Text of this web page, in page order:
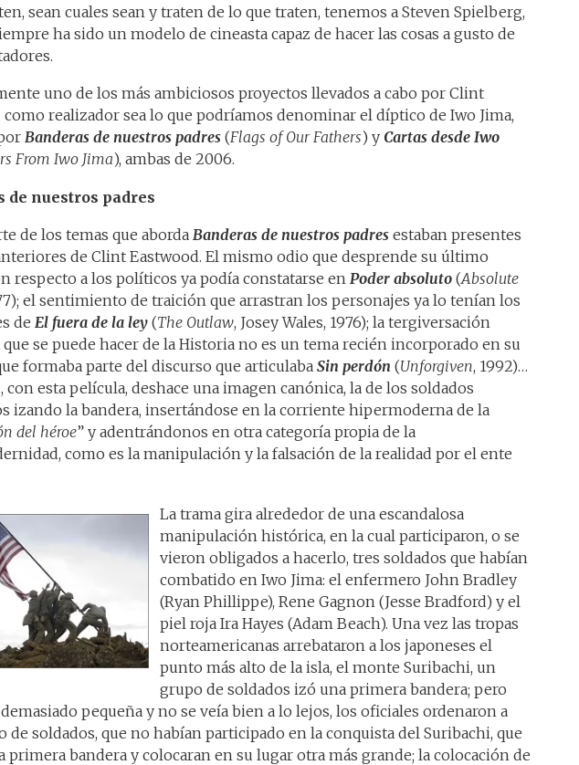
sean cuales sean y traten de lo que traten, tenemos a Steven Spielberg,
ha sido un modelo de cineasta capaz de hacer las cosas a gusto de
uno de los más ambiciosos proyectos llevados a cabo por Clint
como realizador sea lo que podríamos denominar el díptico de Iwo Jima,
Banderas de nuestros padres (Flags of Our Fathers) y Cartas desde Iwo
From Iwo Jima), ambas de 2006.
de nuestros padres
de los temas que abordaBanderas de nuestros padres estaban presentes
de Clint Eastwood. El mismo odio que desprende su último
respecto a los políticos ya podía constatarse en Poder absoluto (Absolute
el sentimiento de traición que arrastran los personajes ya lo tenían los
de El fuera de la ley (The Outlaw, Josey Wales, 1976); la tergiversación
se puede hacer de la Historia no es un tema recién incorporado en su
formaba parte del discurso que articulaba Sin perdón (Unforgiven, 1992)…
con esta película, deshace una imagen canónica, la de los soldados
izando la bandera, insertándose en la corriente hipermoderna de la
del héroe” y adentrándonos en otra categoría propia de la
como es la manipulación y la falsación de la realidad por el ente
La trama gira alrededor de una escandalosa
manipulación histórica, en la cual participaron, o se
vieron obligados a hacerlo, tres soldados que habían
combatido en Iwo Jima: el enfermero John Bradley
(Ryan Phillippe), Rene Gagnon (Jesse Bradford) y el
piel roja Ira Hayes (Adam Beach). Una vez las tropas
norteamericanas arrebataron a los japoneses el
punto más alto de la isla, el monte Suribachi, un
grupo de soldados izó una primera bandera; pero
pequeña y no se veía bien a lo lejos, los oficiales ordenaron a
de soldados, que no habían participado en la conquista del Suribachi, que
primera bandera y colocaran en su lugar otra más grande; la colocación de